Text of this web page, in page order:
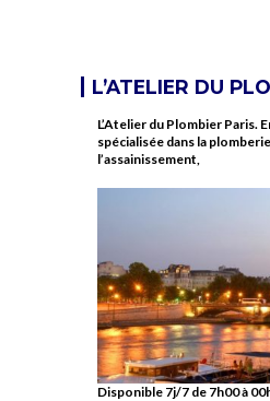
L’ATELIER DU
L’Atelier du Plombier Paris.
spécialisée dans la
l’assainissement,
Disponible 7j/7 de 7h00 à